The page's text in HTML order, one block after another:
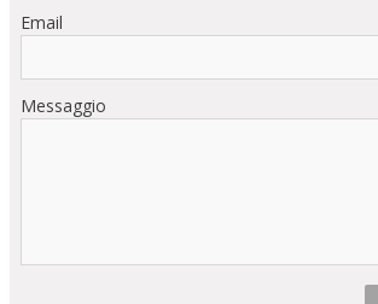
Email
Messaggio